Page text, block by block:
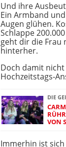
Und ihre
Ein Armband
Augen glühen.
Schlappe
geht dir die Frau
hinterher.
Doch damit
Hochzeitstags-
DIE
VON
Immerhin ist